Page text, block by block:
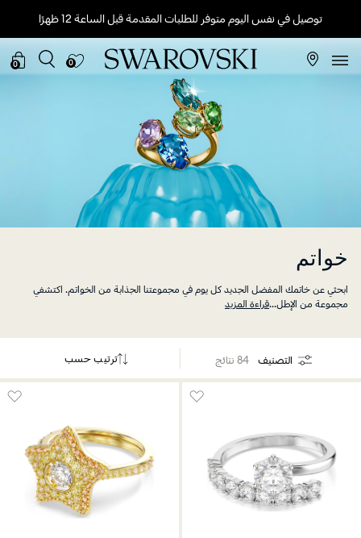
توصيل في نفس اليوم متوفر للطلبات المقدمة قبل الساعة 12 ظهرًا
0
0
خواتم
ابحثي عن خاتمك المفضل الجديد كل يوم في مجموعتنا الجذابة من الخواتم. اكتشفي
مجموعة من الإطل...قراءة المزيد
التصنيف 84 نتائج ترتيب حسب